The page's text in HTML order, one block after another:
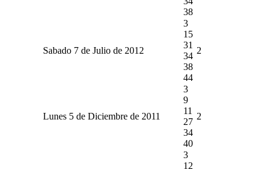
38
Sabado 7 de Julio de 2012
3
15
31
34
38
44
2
Lunes 5 de Diciembre de 2011
3
9
11
27
34
40
2
3
12